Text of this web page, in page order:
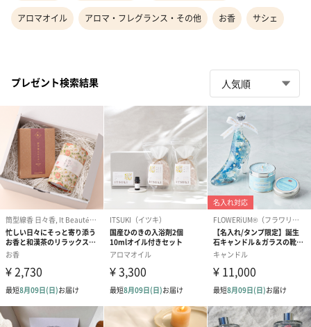
アロマオイル アロマ・フレグランス・その他 お香 サシェ
プレゼント検索結果